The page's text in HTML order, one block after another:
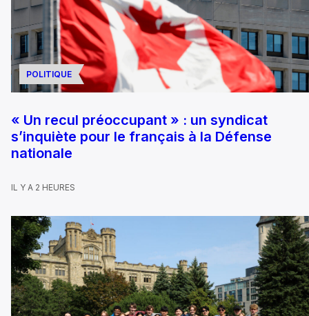
POLITIQUE
« Un recul préoccupant » : un syndicat
s’inquiète pour le français à la Défense
nationale
IL Y A 2 HEURES